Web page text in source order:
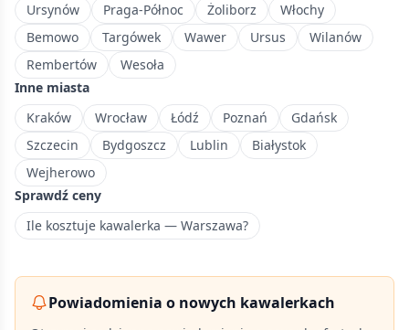
terenów
rekreacyjnych.
Ursynów
Praga-Północ Żoliborz
Włochy
Bemowo
Targówek Wawer Ursus
Wilanów
Rembertów
Wesoła
Inne miasta
Kraków
Wrocław Łódź Poznań
Gdańsk
Szczecin
Bydgoszcz Lublin
Białystok
Wejherowo
Sprawdź ceny
Ile kosztuje kawalerka — Warszawa?
Powiadomienia o nowych kawalerkach